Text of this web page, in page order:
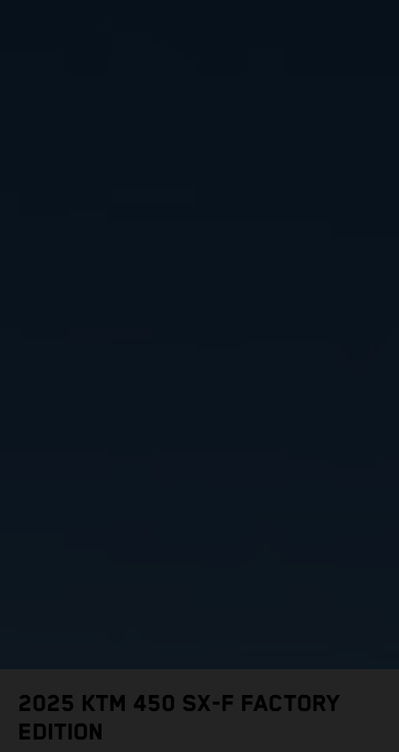
2025 KTM 450 SX-F FACTORY
EDITION